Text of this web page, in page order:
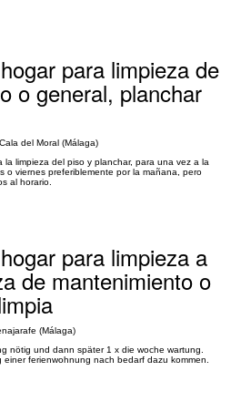
para limpieza de
o general, planchar
del Moral (Málaga)
la limpieza del piso y planchar, para una vez a la
o viernes preferiblemente por la mañana, pero
al horario.
para limpieza a
de mantenimiento o
(Málaga)
nötig und dann später 1 x die woche wartung.
ferienwohnung nach bedarf dazu kommen.